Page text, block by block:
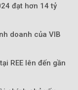
đạt hơn 14 tỷ
doanh của VIB
REE lên đến gần